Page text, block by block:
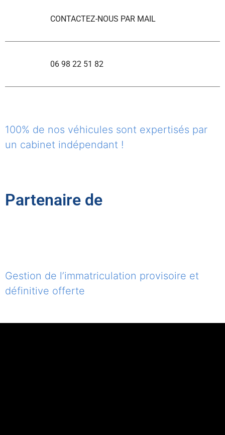
CONTACTEZ-NOUS PAR MAIL
06 98 22 51 82
100% de nos véhicules sont expertisés par
un cabinet indépendant !
Partenaire de
Gestion de l’immatriculation provisoire et
définitive offerte